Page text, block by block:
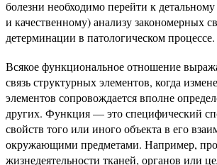
болезни необходимо перейти к
и качественному) анализу закономерных
детерминации в патологическом процессе.
Всякое функциональное отношение
связь структурных элементов, когда
элементов сопровождается вполне
других. Функция — это специфический
свойств того или иного объекта в его
окружающими предметами. Например,
жизнедеятельности тканей, органов или